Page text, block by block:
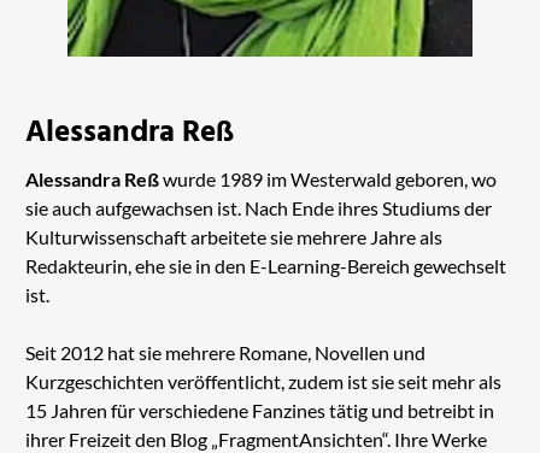
Alessandra Reß
Alessandra Reßwurde 1989 im Westerwald geboren, wo
sie auch aufgewachsen ist. Nach Ende ihres Studiums der
Kulturwissenschaft arbeitete sie mehrere Jahre als
Redakteurin, ehe sie in den E-Learning-Bereich gewechselt
ist.
Seit 2012 hat sie mehrere Romane, Novellen und
Kurzgeschichten veröffentlicht, zudem ist sie seit mehr als
15 Jahren für verschiedene Fanzines tätig und betreibt in
ihrer Freizeit den Blog „FragmentAnsichten“. Ihre Werke